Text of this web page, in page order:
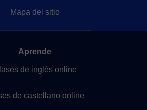
Mapa del sitio
Aprende
de inglés online
de castellano online